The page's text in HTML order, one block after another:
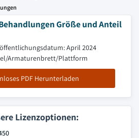
Größe und Anteil
April 2024
Armaturenbrett/Plattform
PDF Herunterladen
Lizenzoptionen: